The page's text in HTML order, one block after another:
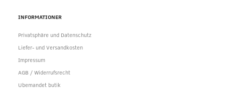
INFORMATIONER
Privatsphäre und Datenschutz
Liefer- und Versandkosten
Impressum
AGB / Widerrufsrecht
Ubemandet butik